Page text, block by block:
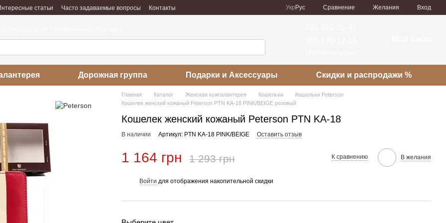
статьи Часто задаваемые вопросы
Контакты
Укр Рус Сравнение Желания Вход
Дорожная группа Подарки и Аксессуары Скидки и распродажи %
Главная Каталог Женская кожгалантерея Кошельки
Кошельки Peterson
Кошелек женский кожаный Peterson PTN KA-18 PINK/BEIGE розовый
Кошелек женский кожаный Peterson PTN KA-18
В наличии Артикул: PTN KA-18 PINK/BEIGE Оставить отзыв
1 164 грн 1 293 грн К сравнению В желания
Войти для отображения накопительной скидки